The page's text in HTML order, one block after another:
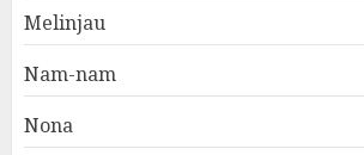
Melinjau
Nam-nam
Nona